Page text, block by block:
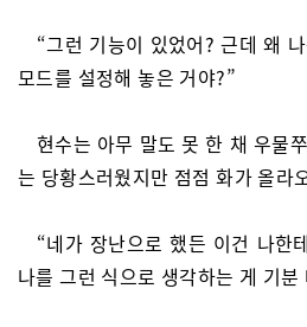
“그런 기능이 있었어? 근데 왜
모드를 설정해 놓은 거야?”
현수는 아무 말도 못 한 채 우물
는 당황스러웠지만 점점 화가 올라
“네가 장난으로 했든 이건 나한
나를 그런 식으로 생각하는 게 기분